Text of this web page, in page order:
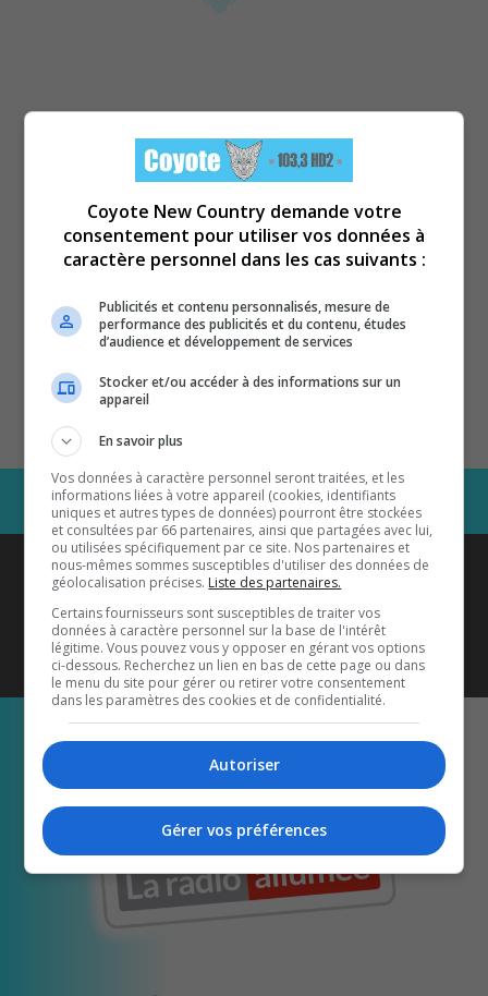
Coyote New Countryest diffusé
également sur1033 HD2
Écoutez-nous aussi sur…
Coyote New Country demande votre
consentement pour utiliser vos données à
caractère personnel dans les cas suivants :
Publicités et contenu personnalisés, mesure de
performance des publicités et du contenu, études
d’audience et développement de services
Stocker et/ou accéder à des informations sur un
appareil
En savoir plus
Vos données à caractère personnel seront traitées, et les
informations liées à votre appareil (cookies, identifiants
uniques et autres types de données) pourront être stockées
et consultées par 66 partenaires, ainsi que partagées avec lui,
ou utilisées spécifiquement par ce site. Nos partenaires et
nous-mêmes sommes susceptibles d'utiliser des données de
géolocalisation précises. Liste des partenaires.
Certains fournisseurs sont susceptibles de traiter vos
données à caractère personnel sur la base de l'intérêt
légitime. Vous pouvez vous y opposer en gérant vos options
ci-dessous. Recherchez un lien en bas de cette page ou dans
le menu du site pour gérer ou retirer votre consentement
dans les paramètres des cookies et de confidentialité.
Autoriser
Gérer vos préférences